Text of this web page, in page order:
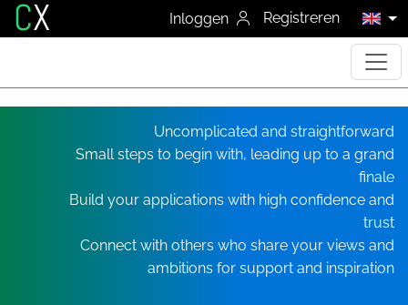
CX Inloggen Registreren
Uncomplicated and straightforward
Small steps to begin with, leading up to a grand
finale
Build your applications with high confidence and
trust
Connect with others who share your views and
ambitions for support and inspiration